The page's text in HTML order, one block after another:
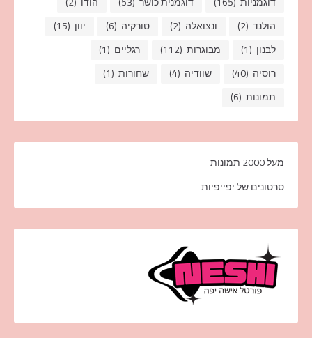
הולנד (2) ונצואלה (2) טורקיה (6) יוון (15)
לבנון (1) מבוגרות (112) רגליים (1)
רוסיה (40) שוודיה (4) שחורות (1)
תמונות (6)
מעל 2000 תמונות
סרטונים של יפייפיות